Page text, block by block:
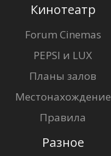
Кинотеатр
Forum Cinemas
PEPSI и LUX
Планы залов
Местонахождение
Правила
Разное